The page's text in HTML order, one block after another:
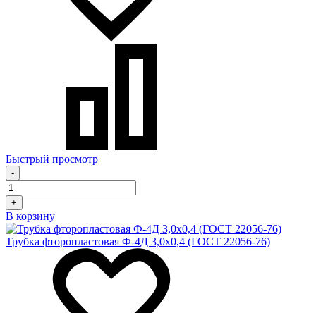
Быстрый просмотр
-
+
В корзину
Трубка фторопластовая Ф-4Д 3,0х0,4 (ГОСТ 22056-76)